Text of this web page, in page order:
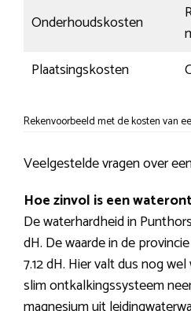
Onderhoudskosten
Plaatsingskosten
Rekenvoorbeeld met de kosten van
Veelgestelde vragen over
Hoe zinvol is een
De waterhardheid in
dH. De waarde in de
7.12 dH. Hier valt dus nog
slim ontkalkingssysteem